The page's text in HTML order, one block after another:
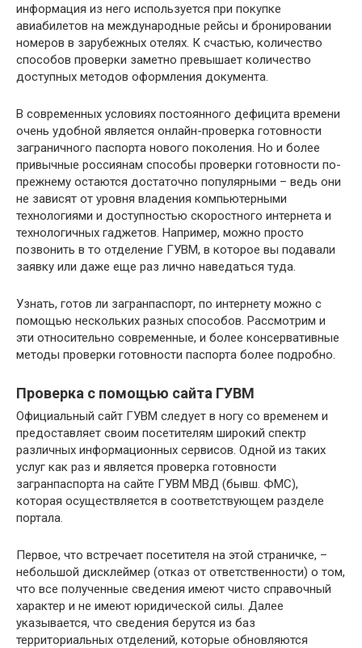
информация из него используется при покупке
авиабилетов на международные рейсы и бронировании
номеров в зарубежных отелях. К счастью, количество
способов проверки заметно превышает количество
доступных методов оформления документа.
В современных условиях постоянного дефицита времени
очень удобной является онлайн-проверка готовности
заграничного паспорта нового поколения. Но и более
привычные россиянам способы проверки готовности по-
прежнему остаются достаточно популярными – ведь они
не зависят от уровня владения компьютерными
технологиями и доступностью скоростного интернета и
технологичных гаджетов. Например, можно просто
позвонить в то отделение ГУВМ, в которое вы подавали
заявку или даже еще раз лично наведаться туда.
Узнать, готов ли загранпаспорт, по интернету можно с
помощью нескольких разных способов. Рассмотрим и
эти относительно современные, и более консервативные
методы проверки готовности паспорта более подробно.
Проверка с помощью сайта ГУВМ
Официальный сайт ГУВМ следует в ногу со временем и
предоставляет своим посетителям широкий спектр
различных информационных сервисов. Одной из таких
услуг как раз и является проверка готовности
загранпаспорта на сайте ГУВМ МВД (бывш. ФМС),
которая осуществляется в соответствующем разделе
портала.
Первое, что встречает посетителя на этой страничке, –
небольшой дисклеймер (отказ от ответственности) о том,
что все полученные сведения имеют чисто справочный
характер и не имеют юридической силы. Далее
указывается, что сведения берутся из баз
территориальных отделений, которые обновляются